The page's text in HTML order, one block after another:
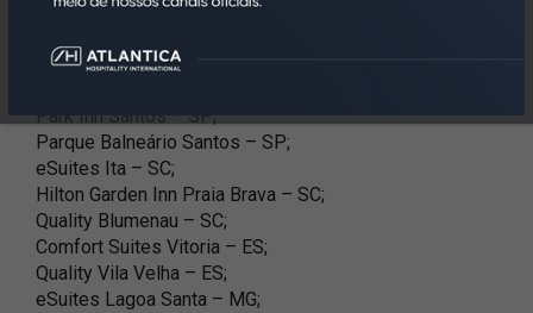
no portfólio Atlantica:
Park Inn Santos – SP;
Parque Balneário Santos – SP;
eSuites Ita – SC;
Hilton Garden Inn Praia Brava – SC;
Quality Blumenau – SC;
Comfort Suites Vitoria – ES;
Quality Vila Velha – ES;
eSuites Lagoa Santa – MG;